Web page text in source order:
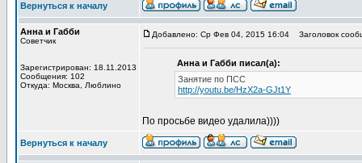
Вернуться к началу
Анна и Габби
Советчик
Зарегистрирован: 18.11.2013
Сообщения: 102
Откуда: Москва, Люблино
Добавлено: Ср Фев 04, 2015 16:04 Заголовок
Анна и Габби писал(а):
Занятие по ПСС
http://youtu.be/HzX2a-GJt1Y
По просьбе видео удалила))))
Вернуться к началу